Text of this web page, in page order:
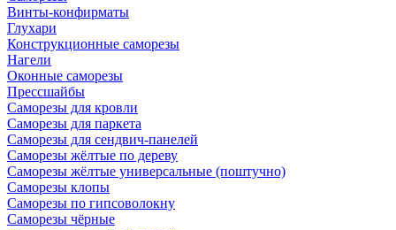
Винты-конфирматы
Глухари
Конструкционные саморезы
Нагели
Оконные саморезы
Прессшайбы
Саморезы для кровли
Саморезы для паркета
Саморезы для сендвич-панелей
Саморезы жёлтые по дереву
Саморезы жёлтые универсальные (поштучно)
Саморезы клопы
Саморезы по гипсоволокну
Саморезы чёрные